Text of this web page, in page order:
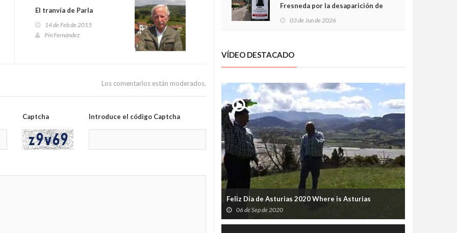
El tranvía de Parla
14 de Feb de 2015
Pin Fernández
Los comentarios están moderados.
Captcha Introduce el código Captcha
Fresneda por la desaparición de
03 de Jun de 2026
VÍDEO DESTACADO
Feliz Día de Asturias 2020 Where is Asturias
06 de Sep de 2020